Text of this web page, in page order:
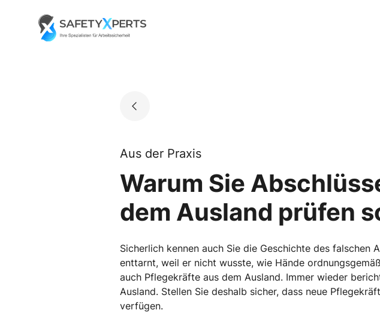
Go to landing page.
Aus der Praxis
Warum Sie
dem Ausland prüfen
Sicherlich kennen auch Sie die Geschichte des
enttarnt, weil er nicht wusste, wie Hände
auch Pflegekräfte aus dem Ausland. Immer wieder
Ausland. Stellen Sie deshalb sicher, dass neue
verfügen.